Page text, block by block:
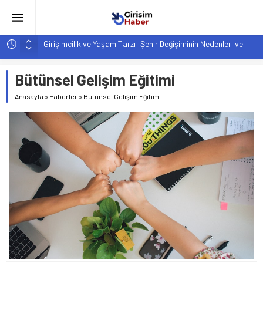
Girişimcilik ve Yaşam Tarzı: Şehir Değişiminin Nedenleri ve
YZ ile Tüketici Girişimciliği: Yeni Sosyal Bağlantılar
Girişimciler İçin MYK Belgeli Personel İstihdamı Neden Artık
Bir Tercih Değil, Zorunluluk?
Hindistan’da Mahsur Kalan F-35B: Jeopolitik Sonuçları
Yapay Zeka Destekli Asistanlar: Elon Musk’tan Romantik Bir
Hamle mi?
Bütünsel Gelişim Eğitimi
Anasayfa » Haberler » Bütünsel Gelişim Eğitimi